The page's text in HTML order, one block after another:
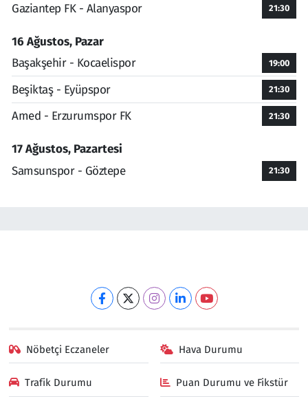
Gaziantep FK - Alanyaspor 21:30
16 Ağustos, Pazar
Başakşehir - Kocaelispor
19:00
Beşiktaş - Eyüpspor 21:30
Amed - Erzurumspor FK 21:30
17 Ağustos, Pazartesi
Samsunspor - Göztepe
21:30
Nöbetçi Eczaneler Hava Durumu
Trafik Durumu Puan Durumu ve Fikstür